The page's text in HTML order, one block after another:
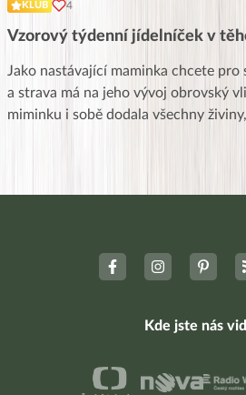
KLUB 4
Vzorový týdenní jídelníček v
Jako nastávající maminka chcete pro
a strava má na jeho vývoj obrovský
miminku i sobě dodala všechny živiny,
Kde jste nás